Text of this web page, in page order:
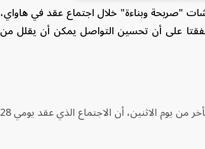
"صريحة وبناءة" خلال اجتماع عقد في هاواي،
على أن تحسين التواصل يمكن أن يقلل من
وأضافت البحرية الصينية، عبر بيان صدر في وقت متأخر من يوم الاثنين، أن الاجتماع الذي عقد يومي 28